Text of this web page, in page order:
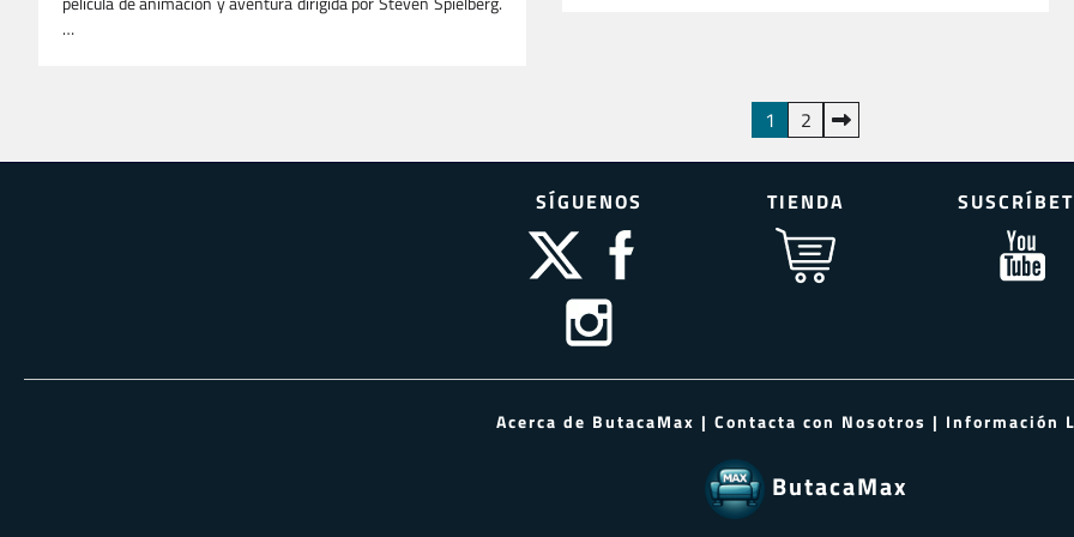
…
de
1 2
SÍGUENOS TIENDA
Acerca de ButacaMax | Contacta con Nosotros | Información
ButacaMax